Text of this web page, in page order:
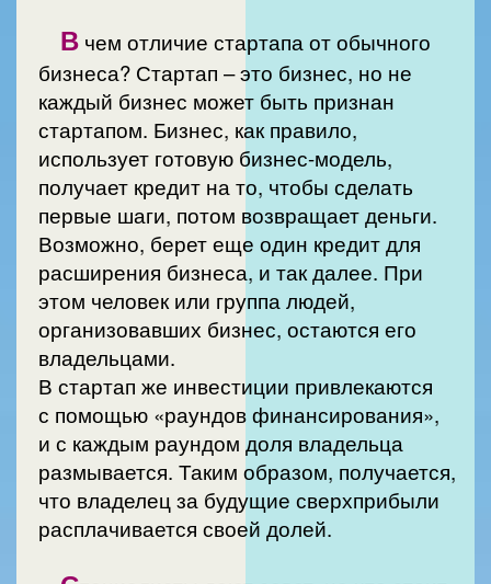
В чем отличие стартапа от обычного
бизнеса? Стартап – это бизнес, но не
каждый бизнес может быть признан
стартапом. Бизнес, как правило,
использует готовую бизнес-модель,
получает кредит на то, чтобы сделать
первые шаги, потом возвращает деньги.
Возможно, берет еще один кредит для
расширения бизнеса, и так далее. При
этом человек или группа людей,
организовавших бизнес, остаются его
владельцами.
В стартап же инвестиции привлекаются
с помощью «раундов финансирования»,
и с каждым раундом доля владельца
размывается. Таким образом, получается,
что владелец за будущие сверхприбыли
расплачивается своей долей.